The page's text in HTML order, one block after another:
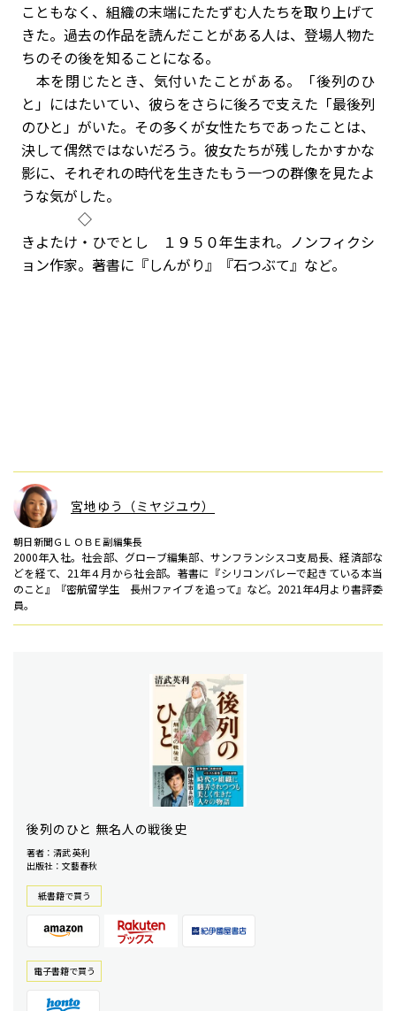
こともなく、組織の末端にたたずむ人たちを取り上げて
きた。過去の作品を読んだことがある人は、登場人物た
ちのその後を知ることになる。
本を閉じたとき、気付いたことがある。「後列のひ
と」にはたいてい、彼らをさらに後ろで支えた「最後列
のひと」がいた。その多くが女性たちであったことは、
決して偶然ではないだろう。彼女たちが残したかすかな
影に、それぞれの時代を生きたもう一つの群像を見たよ
うな気がした。
◇
きよたけ・ひでとし １９５０年生まれ。ノンフィクシ
ョン作家。著書に『しんがり』『石つぶて』など。
宮地ゆう（ミヤジユウ）
朝日新聞ＧＬＯＢＥ副編集長
2000年入社。社会部、グローブ編集部、サンフランシスコ支局長、経済部な
どを経て、21年４月から社会部。著書に『シリコンバレーで起きている本当
のこと』『密航留学生 長州ファイブを追って』など。2021年4月より書評委
員。
後列のひと 無名人の戦後史
著者：清武 英利
出版社：文藝春秋
紙書籍で買う
電⼦書籍で買う